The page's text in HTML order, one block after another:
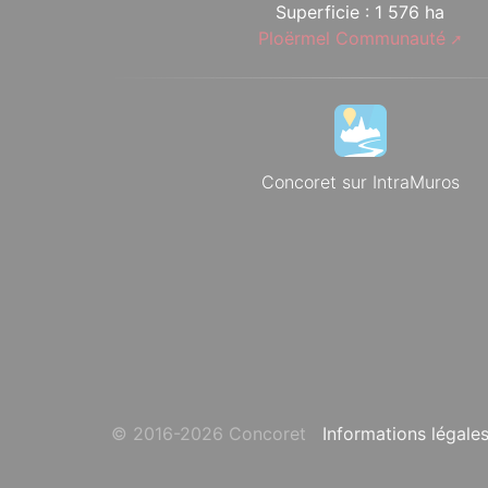
Superficie : 1 576 ha
Ploërmel Communauté
Concoret sur IntraMuros
© 2016-2026 Concoret Informations légales